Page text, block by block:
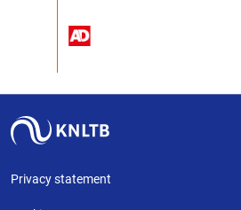
Privacy statement